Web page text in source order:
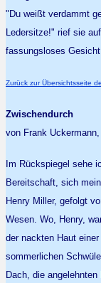
"Du weißt verdammt
Ledersitze!" rief sie
fassungsloses
Zurück zur Übersichtsseite
Zwischendurch
von Frank
Im Rückspiegel sehe
Bereitschaft, sich
Henry Miller, gefolgt
Wesen. Wo, Henry,
der nackten Haut
sommerlichen
Dach, die